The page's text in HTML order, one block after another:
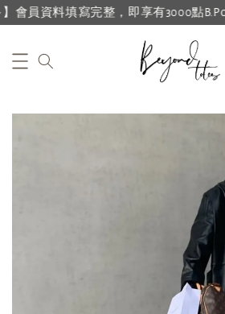
員資料填寫完整，即享有3000點